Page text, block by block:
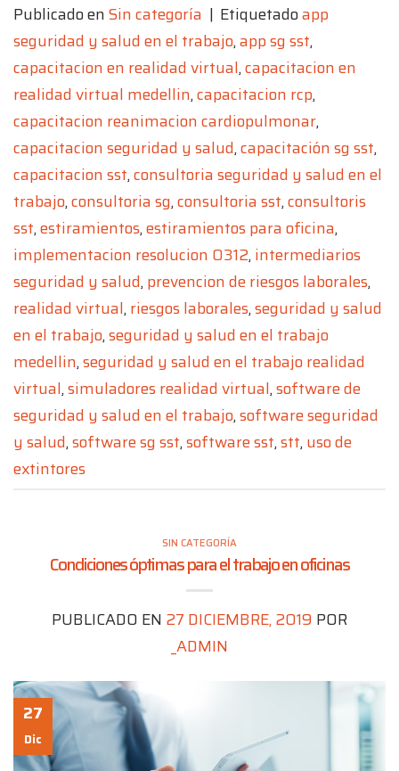
Publicado enSin categoría | Etiquetadoapp
seguridad y salud en el trabajo,app sg sst,
capacitacion en realidad virtual,capacitacion en
realidad virtual medellin,capacitacion rcp,
capacitacion reanimacion cardiopulmonar,
capacitacion seguridad y salud,capacitación sg sst,
capacitacion sst,consultoria seguridad y salud en el
trabajo,consultoria sg,consultoria sst,consultoris
sst,estiramientos,estiramientos para oficina,
implementacion resolucion 0312,intermediarios
seguridad y salud,prevencion de riesgos laborales,
realidad virtual,riesgos laborales,seguridad y salud
en el trabajo,seguridad y salud en el trabajo
medellin,seguridad y salud en el trabajo realidad
virtual,simuladores realidad virtual,software de
seguridad y salud en el trabajo,software seguridad
y salud,software sg sst,software sst,stt,uso de
extintores
SIN CATEGORÍA
Condiciones óptimas para el trabajo en oficinas
PUBLICADO EN 27 DICIEMBRE, 2019 POR
_ADMIN
27
Dic